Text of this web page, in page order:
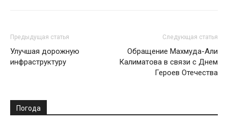
Предыдущая статья
Улучшая дорожную
инфраструктуру
Следующая статья
Обращение Махмуда-Али
Калиматова в связи с Днем
Героев Отечества
Погода